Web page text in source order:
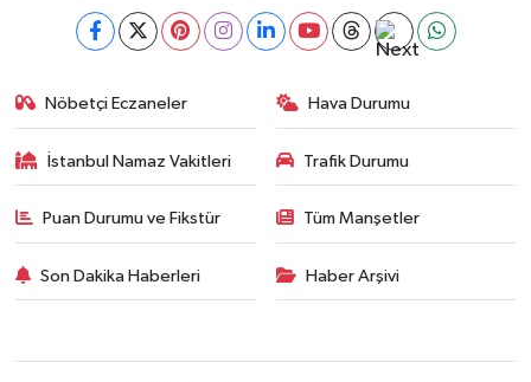
Nöbetçi Eczaneler Hava Durumu
İstanbul Namaz Vakitleri Trafik Durumu
Puan Durumu ve Fikstür Tüm Manşetler
Son Dakika Haberleri Haber Arşivi